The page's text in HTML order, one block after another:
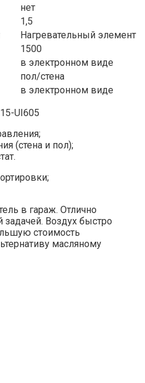
нет
1,5
Нагревательный элемент
1500
в электронном виде
пол/стена
в электронном виде
UI605
(стена и пол);
в гараж. Отлично
задачей. Воздух быстро
стоимость
масляному